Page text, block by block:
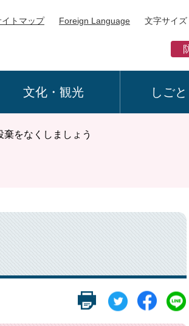
イトマップ Foreign Language 文字サイズ
文化・観光 しご
棄をなくしましょう